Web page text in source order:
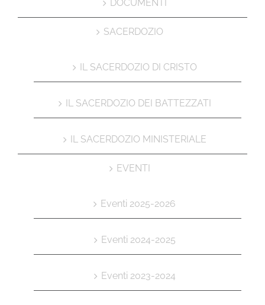
DOCUMENTI
SACERDOZIO
IL SACERDOZIO DI CRISTO
IL SACERDOZIO DEI BATTEZZATI
IL SACERDOZIO MINISTERIALE
EVENTI
Eventi 2025-2026
Eventi 2024-2025
Eventi 2023-2024